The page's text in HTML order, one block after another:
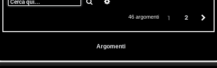
46 argomenti 1 2
Argomenti